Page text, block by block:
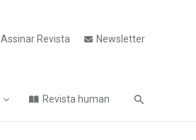
Assinar Revista Newsletter
Revista human Pesquisa